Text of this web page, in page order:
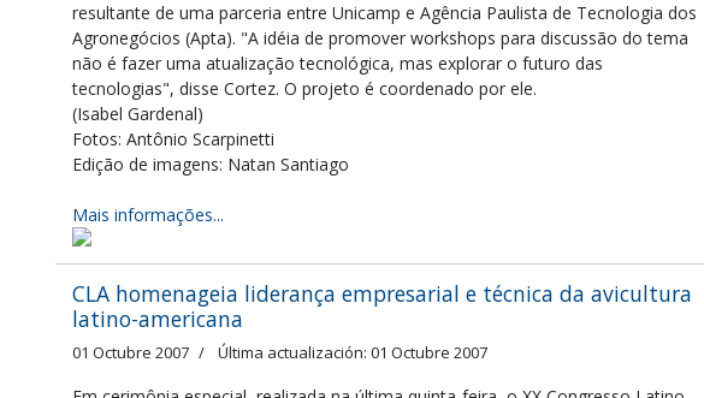
resultante de uma parceria entre Unicamp e Agência Paulista de Tecnologia dos
Agronegócios (Apta). "A idéia de promover workshops para discussão do tema
não é fazer uma atualização tecnológica, mas explorar o futuro das
tecnologias", disse Cortez. O projeto é coordenado por ele.
(Isabel Gardenal)
Fotos: Antônio Scarpinetti
Edição de imagens: Natan Santiago
Mais informações...
CLA homenageia liderança empresarial e técnica da avicultura
latino-americana
01 Octubre 2007 Última actualización: 01 Octubre 2007